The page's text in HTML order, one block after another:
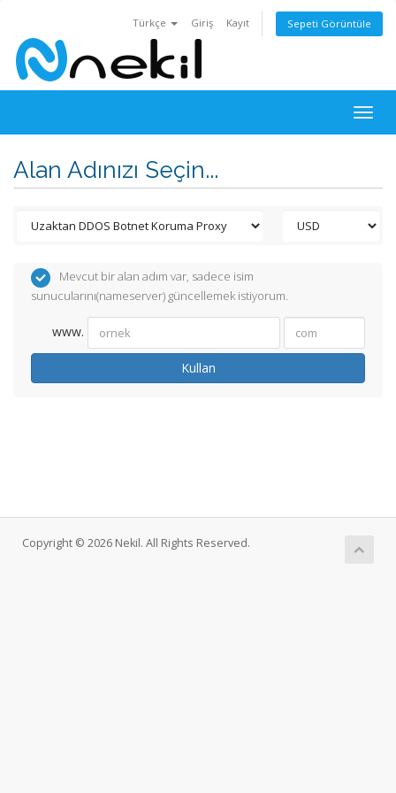
Türkçe Giriş Kayıt Sepeti Görüntüle
Alan Adınızı Seçin...
Mevcut bir alan adım var, sadece isim
sunucularını(nameserver) güncellemek istiyorum.
www.
Kullan
Copyright © 2026 Nekil. All Rights Reserved.